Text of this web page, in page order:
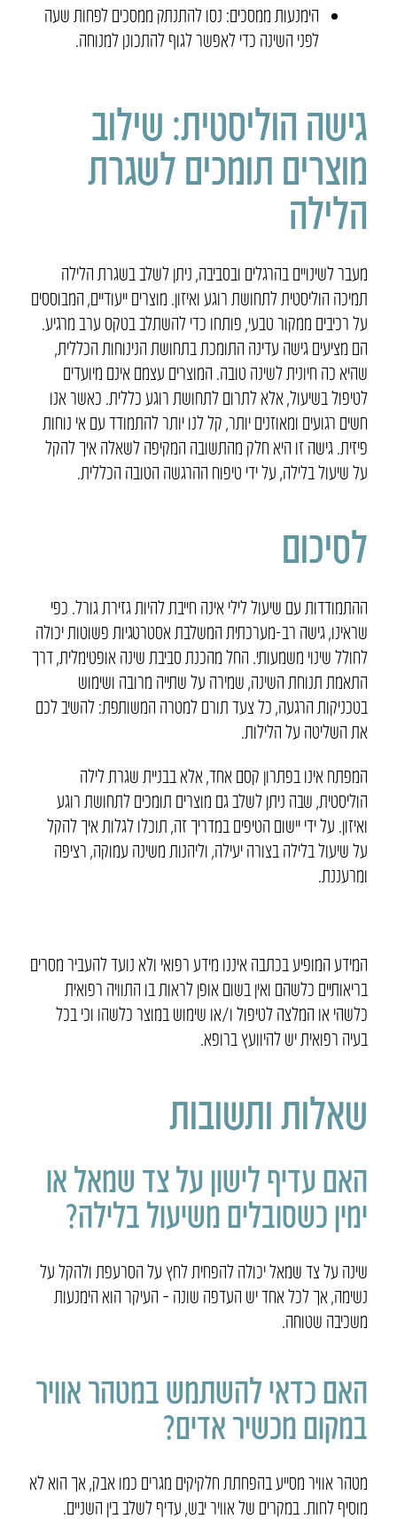
הימנעות ממסכים: נסו להתנתק ממסכים לפחות שעה
לפני השינה כדי לאפשר לגוף להתכונן למנוחה.
גישה הוליסטית: שילוב
מוצרים תומכים לשגרת
הלילה
מעבר לשינויים בהרגלים ובסביבה, ניתן לשלב בשגרת הלילה
תמיכה הוליסטית לתחושת רוגע ואיזון. מוצרים ייעודיים, המבוססים
על רכיבים ממקור טבעי, פותחו כדי להשתלב בטקס ערב מרגיע.
הם מציעים גישה עדינה התומכת בתחושת הנינוחות הכללית,
שהיא כה חיונית לשינה טובה. המוצרים עצמם אינם מיועדים
לטיפול בשיעול, אלא לתרום לתחושת רוגע כללית. כאשר אנו
חשים רגועים ומאוזנים יותר, קל לנו יותר להתמודד עם אי נוחות
פיזית. גישה זו היא חלק מהתשובה המקיפה לשאלה איך להקל
על שיעול בלילה, על ידי טיפוח ההרגשה הטובה הכללית.
לסיכום
ההתמודדות עם שיעול לילי אינה חייבת להיות גזירת גורל. כפי
שראינו, גישה רב-מערכתית המשלבת אסטרטגיות פשוטות יכולה
לחולל שינוי משמעותי. החל מהכנת סביבת שינה אופטימלית, דרך
התאמת תנוחת השינה, שמירה על שתייה מרובה ושימוש
בטכניקות הרגעה, כל צעד תורם למטרה המשותפת: להשיב לכם
את השליטה על הלילות.
המפתח אינו בפתרון קסם אחד, אלא בבניית שגרת לילה
הוליסטית, שבה ניתן לשלב גם מוצרים תומכים לתחושת רוגע
ואיזון. על ידי יישום הטיפים במדריך זה, תוכלו לגלות איך להקל
על שיעול בלילה בצורה יעילה, וליהנות משינה עמוקה, רציפה
ומרעננת.
המידע המופיע בכתבה איננו מידע רפואי ולא נועד להעביר מסרים
בריאותיים כלשהם ואין בשום אופן לראות בו התוויה רפואית
כלשהי או המלצה לטיפול ו/או שימוש במוצר כלשהו וכי בכל
בעיה רפואית יש להיוועץ ברופא.
שאלות ותשובות
האם עדיף לישון על צד שמאל או
ימין כשסובלים משיעול בלילה?
שינה על צד שמאל יכולה להפחית לחץ על הסרעפת ולהקל על
נשימה, אך לכל אחד יש העדפה שונה – העיקר הוא הימנעות
משכיבה שטוחה.
האם כדאי להשתמש במטהר אוויר
במקום מכשיר אדים?
מטהר אוויר מסייע בהפחתת חלקיקים מגרים כמו אבק, אך הוא לא
מוסיף לחות. במקרים של אוויר יבש, עדיף לשלב בין השניים.